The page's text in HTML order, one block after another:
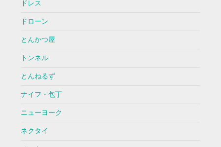
ドレス
ドローン
とんかつ屋
トンネル
とんねるず
ナイフ・包丁
ニューヨーク
ネクタイ